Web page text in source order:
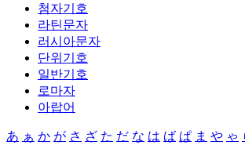
첨자기호
라틴문자
러시아문자
단위기호
일반기호
로마자
아랍어
あ ぁ か が さ ざ た だ な は ば ぱ ま や ゃ